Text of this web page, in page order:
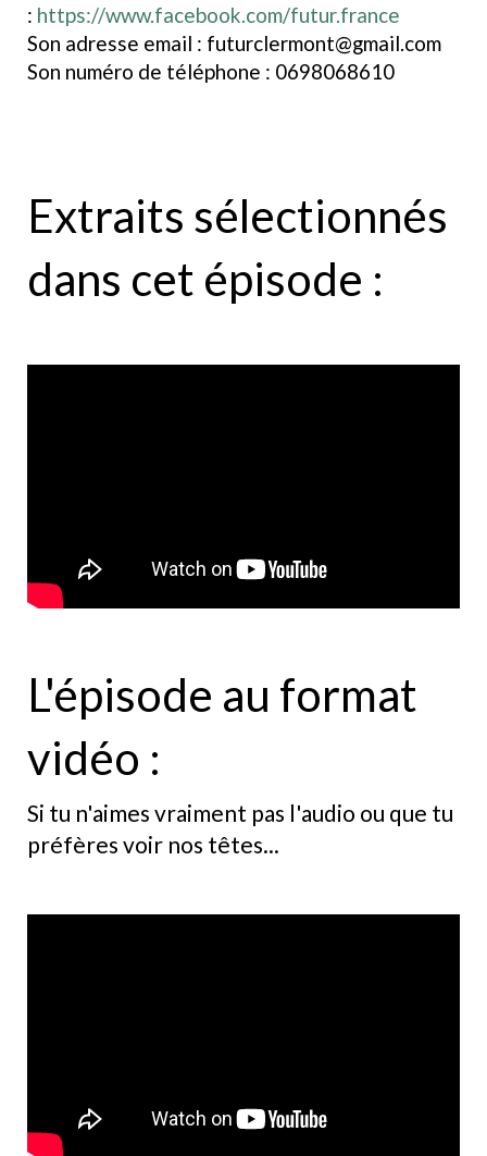
: https://www.facebook.com/futur.france
Son adresse email : futurclermont@gmail.com
Son numéro de téléphone : 0698068610
Extraits sélectionnés
dans cet épisode :
L'épisode au format
vidéo :
Si tu n'aimes vraiment pas l'audio ou que tu
préfères voir nos têtes...